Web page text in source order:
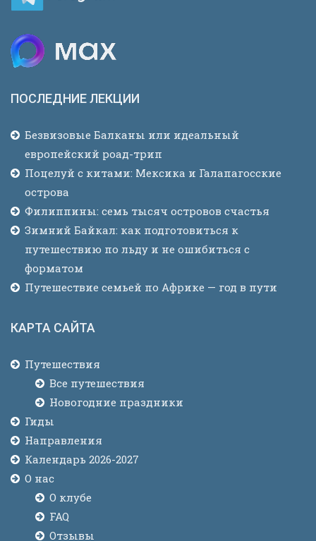
ПОСЛЕДНИЕ ЛЕКЦИИ
Безвизовые Балканы или идеальный
европейский роад-трип
Поцелуй с китами: Мексика и Галапагосские
острова
Филиппины: семь тысяч островов счастья
Зимний Байкал: как подготовиться к
путешествию по льду и не ошибиться с
форматом
Путешествие семьей по Африке — год в пути
КАРТА САЙТА
Путешествия
Все путешествия
Новогодние праздники
Гиды
Направления
Календарь 2026-2027
О нас
О клубе
FAQ
Отзывы